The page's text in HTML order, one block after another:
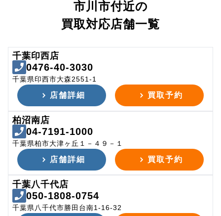
市川市付近の
買取対応店舗一覧
千葉印西店
0476-40-3030
千葉県印西市大森2551-1
店舗詳細 買取予約
柏沼南店
04-7191-1000
千葉県柏市大津ヶ丘１－４９－１
店舗詳細 買取予約
千葉八千代店
050-1808-0754
千葉県八千代市勝田台南1-16-32